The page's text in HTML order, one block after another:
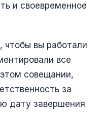
и своевременное
чтобы вы работали
все
совещании,
за
дату завершения